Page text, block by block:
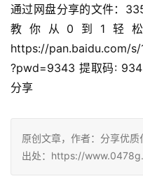
通过网盘分享的文件：
教你从0到1轻
https://pan.baidu.com/s/
?pwd=9343 提取码:
分享
原创文章，作者：分享优
出处：https://